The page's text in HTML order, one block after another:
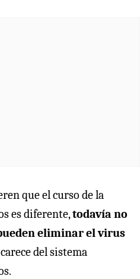
que el curso de la
es diferente,todavía no
eliminar el virus
del sistema